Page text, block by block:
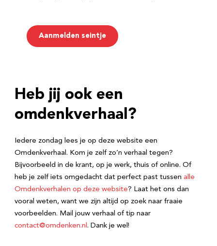
Aanmelden seintje
Heb jij ook een
omdenkverhaal?
Iedere zondag lees je op deze website een
Omdenkverhaal. Kom je zelf zo’n verhaal tegen?
Bijvoorbeeld in de krant, op je werk, thuis of online. Of
heb je zelf iets omgedacht dat perfect past tussen alle
Omdenkverhalen op deze website? Laat het ons dan
vooral weten, want we zijn altijd op zoek naar fraaie
voorbeelden. Mail jouw verhaal of tip naar
contact@omdenken.nl. Dank je wel!